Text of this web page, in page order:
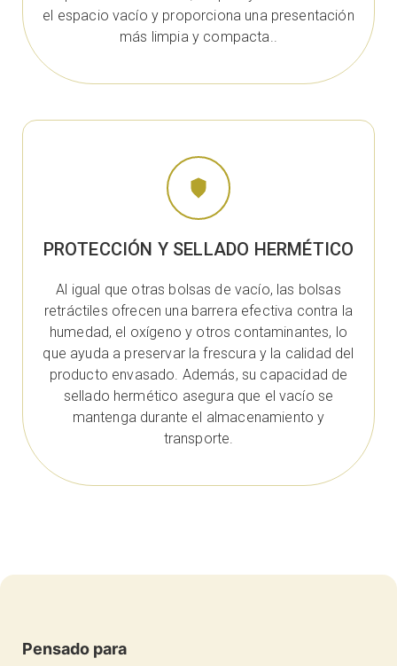
el espacio vacío y proporciona una presentación
más limpia y compacta..
PROTECCIÓN Y SELLADO HERMÉTICO
Al igual que otras bolsas de vacío, las bolsas
retráctiles ofrecen una barrera efectiva contra la
humedad, el oxígeno y otros contaminantes, lo
que ayuda a preservar la frescura y la calidad del
producto envasado. Además, su capacidad de
sellado hermético asegura que el vacío se
mantenga durante el almacenamiento y
transporte.
Pensado para